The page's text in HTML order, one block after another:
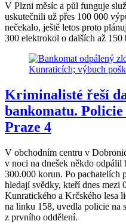
V Plzni měsíc a půl funguje
uskutečnili už přes 100 000
nečekalo, ještě letos proto
300 elektrokol o dalších až 150
Kriminalisté řeší
bankomatu.
Praze 4
V obchodním centru v
v noci na dnešek někdo odpálil
300.000 korun. Po pachatelích
hledají svědky, kteří dnes
Kunratického a Krčského lesa
na linku 158, uvedla policie na
z prvního oddělení.